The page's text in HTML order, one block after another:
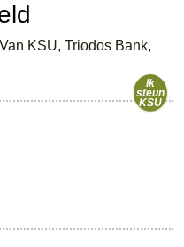
KSU, Triodos Bank,
Ik
steun
KSU